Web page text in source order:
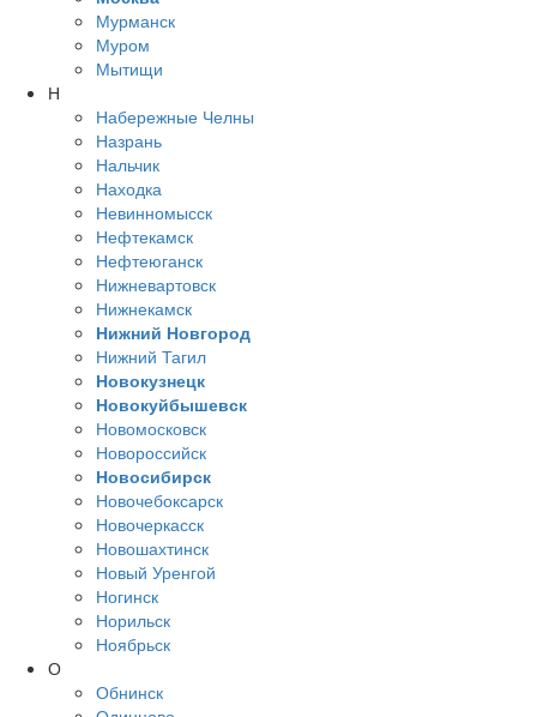
Мурманск
Муром
Мытищи
Н
Набережные Челны
Назрань
Нальчик
Находка
Невинномысск
Нефтекамск
Нефтеюганск
Нижневартовск
Нижнекамск
Нижний Новгород
Нижний Тагил
Новокузнецк
Новокуйбышевск
Новомосковск
Новороссийск
Новосибирск
Новочебоксарск
Новочеркасск
Новошахтинск
Новый Уренгой
Ногинск
Норильск
Ноябрьск
О
Обнинск